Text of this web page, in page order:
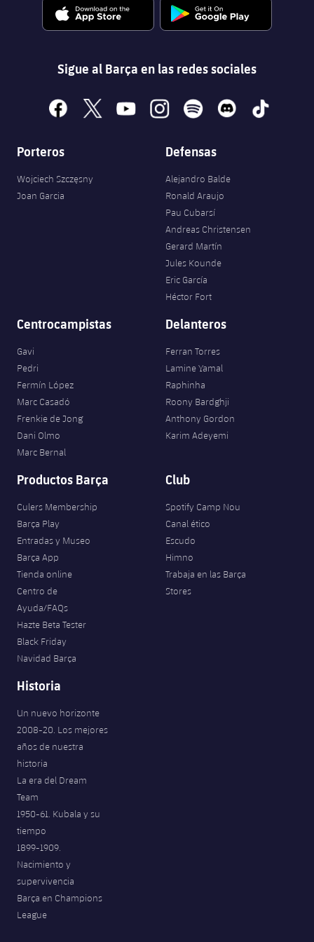
Jugadores
Clasificaciones
Fotos
Noticias
Apúntate a las amateurs
plusicon
más
PLUSICON
MÁS
eFootball
Sigue al Barça en las redes sociales
facebook
x youtubeinstagramspotify discord tiktok
Porteros
Wojciech Szczęsny
Joan Garcia
Defensas
Alejandro Balde
Ronald Araujo
Pau Cubarsí
Andreas Christensen
Gerard Martín
Jules Kounde
Eric García
Héctor Fort
Centrocampistas
Gavi
Pedri
Fermín López
Marc Casadó
Frenkie de Jong
Dani Olmo
Marc Bernal
Delanteros
Ferran Torres
Lamine Yamal
Raphinha
Roony Bardghji
Anthony Gordon
Karim Adeyemi
Productos Barça
Culers Membership
Barça Play
Entradas y Museo
Barça App
Tienda online
Centro de
Ayuda/FAQs
Hazte Beta Tester
Black Friday
Navidad Barça
Club
Spotify Camp Nou
Canal ético
Escudo
Himno
Trabaja en las Barça
Stores
Historia
Un nuevo horizonte
2008-20. Los mejores
años de nuestra
historia
La era del Dream
Team
1950-61. Kubala y su
tiempo
1899-1909.
Nacimiento y
supervivencia
Barça en Champions
League